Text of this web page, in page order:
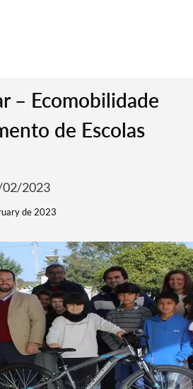
– Ecomobilidade
de Escolas
02/2023
de 2023